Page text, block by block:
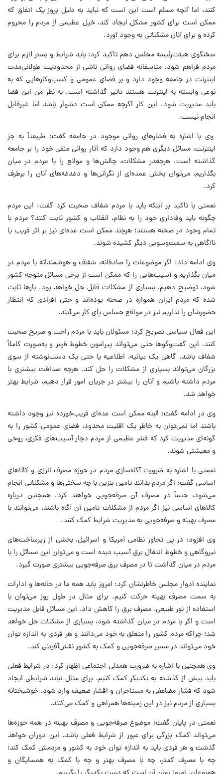
کنند، اما آنچه مسلم است این است که نباید به دلیل بروز یک اتفاق که
ممکن است برای کشور مشکل ایجاد کند، خیل عظیمی از مردم را محروم
کرده و برای آنان مشکلاتی به وجود آورد.
سخنگوی هیئت‌رئیسه مجلس دهم تاکید کرد: باید شرایط و بستر لازم برای
مردم فراهم شود. متاسفانه فضای روانی ناشی از محدودیت طولانی‌مدت
اینترنت در جامعه وجود دارد و بر فضای عمومی و کسب‌وکارهایی که به
نوعی وابسته به اینترنت هستند تاثیر گذاشته است. به نظر من این فضا
باید مدیریت شود. این کار اگرچه ممکن است دشوار باشد اما غیرقابل
انجام نیست.
وی با اشاره به فشارهای روانی موجود در جامعه گفت: طبیعتاً به جز
اینترنت، مسائل دیگری هم وجود دارد که آثار روانی منفی خود را بر جامعه
گذاشته است. هرچقدر مشکلات، چالش‌ها و موانع را با مردم در میان
بگذاریم، می‌توان بخش عمده‌ای از نگرانی‌ها و دغدغه‌های آنان را برطرف
کرد.
نعمتی با تاکید بر اینکه باید با مردم شفاف صحبت کرد گفت: این مردم
چگونه باید وفاداری خود را به نظام، انقلاب و کشور ثابت کنند؟ مردم با
تمام وجود در صحنه هستند؛ هرچند ممکن است عده‌ای نیز بر اثر فریب یا
ناآگاهی به سمت‌وسویی دیگر کشیده شوند.
وی ادامه داد: اگر موضوعات را صادقانه، شفاف و هوشمندانه با مردم در
میان بگذاریم و آسیب‌هایی را که ممکن است از برخی مسائل متوجه کشور
شود، توضیح دهیم، بسیاری از مشکلات قابل حل خواهد بود. بارها ثابت
شده که مردم ایران همواره در صحنه بوده‌اند و حتی افرادی که انتظار
حضورشان را نداریم نیز در مواقع حساس پای کار می‌آیند.
این فعال سیاسی تصریح کرد: مسئولان باید با مردم راحت و صریح صحبت
کنند. این گفت‌وگوها حتی می‌تواند پیرامون خطوط قرمز و به‌صورت کاملاً
شفاف باشد. گاهی یک بیانیه، اطلاعیه یا حتی یک دست‌نوشته از سوی
بزرگان می‌تواند بسیاری از مشکلات را حل کند. هرچه صداقت بیشتری با
مردم داشته باشیم و آنان را بیشتر در جریان امور قرار دهیم، شرایط بهتر
خواهد شد.
وی در ادامه گفت: البته ممکن است عده‌ای فریب‌خورده نیز وجود داشته
باشند اما نمی‌توان به خاطر یک اقلیت محدود، فضای عمومی کشور را به
گونه‌ای مدیریت کرد که قشر عظیمی از مردم دچار آسیب‌های فکری، روحی
و معیشتی شوند.
نعمتی با اشاره به ضرورت آگاه‌سازی مردم در حوزه مصرف انرژی و کالاهای
اساسی گفت: اگر مردم بدانند تامین بنزین با چه سختی‌ها و مشکلاتی انجام
می‌شود، حتماً در مصرف آن صرفه‌جویی خواهند کرد. همچنین درباره
کالاهای اساسی نیز اگر مردم از مشکلات تامین آن آگاه باشند، می‌توانند با
مصرف بهینه و صرفه‌جویی به مدیریت شرایط کمک کنند.
وی افزود: در پی تجاوز نظامی آمریکا و اسرائیل، بخشی از زیرساخت‌های
نیروگاهی و خطوط انتقال برق آسیب دیده است و می‌توان این مسائل را با
مردم در میان گذاشت تا در مصرف برق صرفه‌جویی بیشتری صورت گیرد.
نماینده ادوار مجلس خاطرنشان کرد: امروز باید همه ما در خانه‌ها و ادارات
به سمت مصرف بهینه حرکت کنیم. برای مثال در طول روز می‌توان با
استفاده از نور طبیعی، مصرف برق را کاهش داد. این مسائل قابل مدیریت
است و اگر با مردم در میان گذاشته شود، بسیاری از مشکلات حل خواهد
شد؛ چراکه مردم کشور را متعلق به خود می‌دانند و هر فردی به اندازه توان
خود می‌تواند در مسیر صرفه‌جویی و کمک به کشور نقش‌آفرینی کند.
وی همچنین با اشاره به ضرورت همدلی اجتماعی اظهار کرد: در شرایط فعلی
باید بیش از گذشته به یکدیگر کمک کنیم. برای مثال نباید شرایطی ایجاد
شود که فشار مضاعفی به مستاجران و اقشار ضعیف وارد شود. خوشبختانه
بسیاری از مردم نیز در این زمینه‌ها همراهی و کمک می‌کنند.
نعمتی در پایان گفت: موضوع صرفه‌جویی و مصرف بهینه در همه حوزه‌ها
می‌تواند کمک بزرگی برای عبور از شرایط فعلی باشد. این دوران خواهد
گذشت و هر فردی باید به اندازه توان خود به کشور و مردمش کمک کند؛
چه با مصرف کمتر، چه با مصرف بهتر و چه با کمک به همسایگان و